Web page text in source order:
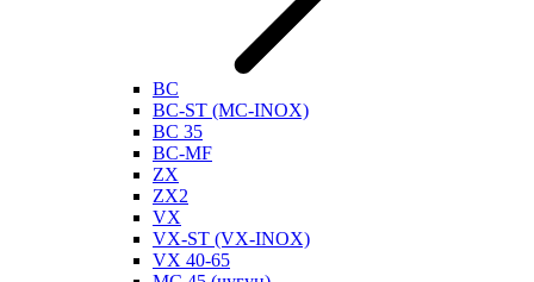
BC
BC-ST (MC-INOX)
BC 35
BC-MF
ZX
ZX2
VX
VX-ST (VX-INOX)
VX 40-65